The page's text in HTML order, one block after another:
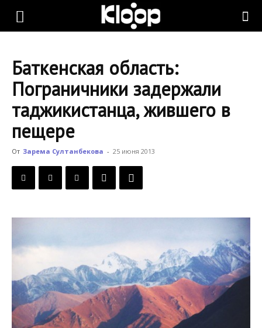
KLOOP.KG
Новости
Кыргызстана
Баткенская область:
Пограничники задержали
таджикистанца, жившего в
пещере
От Зарема Султанбекова - 25 июня 2013